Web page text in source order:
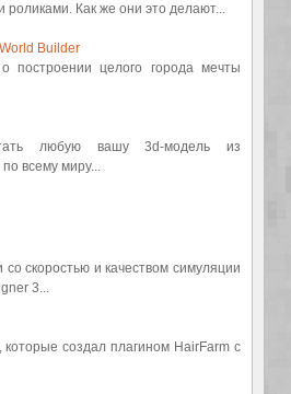
роликами. Как же они это делают...
Builder
построении целого города мечты
любую вашу 3d-модель из
всему миру...
скоростью и качеством симуляции
3...
создал плагином HairFarm с